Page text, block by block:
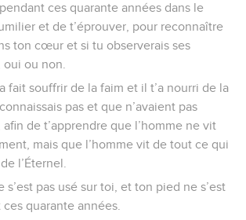
ces quarante années dans le
et de t’éprouver, pour reconnaître
ton cœur et si tu observerais ses
ou non.
fait souffrir de la faim et il t’a nourri de la
pas et que n’avaient pas
de t’apprendre que l’homme ne vit
mais que l’homme vit de tout ce qui
l’Éternel.
s’est pas usé sur toi, et ton pied ne s’est
quarante années.